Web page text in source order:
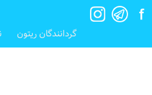
گردانندگان ریتون